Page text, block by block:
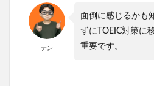
テン
面倒に感じるかも
ずにTOEIC対策に
重要です。